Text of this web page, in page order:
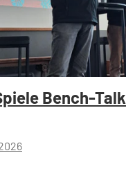
Bench-Talk